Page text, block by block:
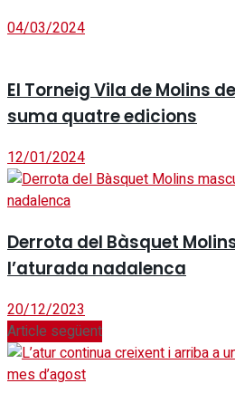
04/03/2024
El Torneig Vila de Molins
suma quatre edicions
12/01/2024
Derrota del Bàsquet
l’aturada nadalenca
20/12/2023
Article següent